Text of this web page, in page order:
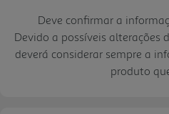
Deve confirmar a
Devido a possíveis alterações
deverá considerar sempre a
produto